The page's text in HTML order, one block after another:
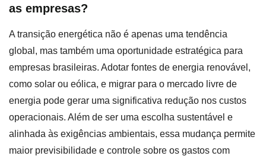
as empresas?
A transição energética não é apenas uma tendência
global, mas também uma oportunidade estratégica para
empresas brasileiras. Adotar fontes de energia renovável,
como solar ou eólica, e migrar para o mercado livre de
energia pode gerar uma significativa redução nos custos
operacionais. Além de ser uma escolha sustentável e
alinhada às exigências ambientais, essa mudança permite
maior previsibilidade e controle sobre os gastos com